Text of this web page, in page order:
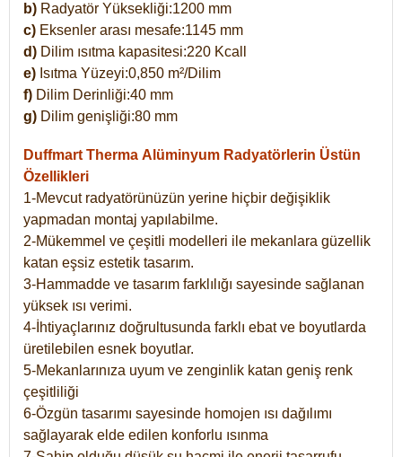
b) Radyatör Yüksekliği:1200 mm
c) Eksenler arası mesafe:1145 mm
d) Dilim ısıtma kapasitesi:220 Kcall
e) Isıtma Yüzeyi:0,850 m²/Dilim
f) Dilim Derinliği:40 mm
g) Dilim genişliği:80 mm
Duffmart Therma Alüminyum Radyatörlerin Üstün
Özellikleri
1-Mevcut radyatörünüzün yerine hiçbir değişiklik
yapmadan montaj yapılabilme.
2-Mükemmel ve çeşitli modelleri ile mekanlara güzellik
katan eşsiz estetik tasarım.
3-Hammadde ve tasarım farklılığı sayesinde sağlanan
yüksek ısı verimi.
4-İhtiyaçlarınız doğrultusunda farklı ebat ve boyutlarda
üretilebilen esnek boyutlar.
5-Mekanlarınıza uyum ve zenginlik katan geniş renk
çeşitliliği
6-Özgün tasarımı sayesinde homojen ısı dağılımı
sağlayarak elde edilen konforlu ısınma